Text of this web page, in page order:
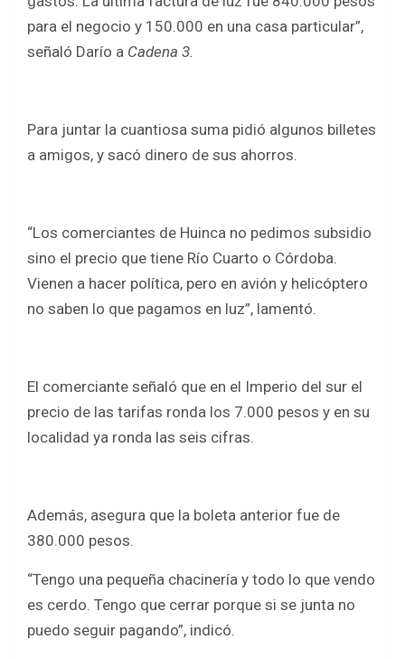
para el negocio y 150.000 en una casa particular”,
señaló Darío a Cadena 3.
Para juntar la cuantiosa suma pidió algunos billetes
a amigos, y sacó dinero de sus ahorros.
“Los comerciantes de Huinca no pedimos subsidio
sino el precio que tiene Río Cuarto o Córdoba.
Vienen a hacer política, pero en avión y helicóptero
no saben lo que pagamos en luz”, lamentó.
El comerciante señaló que en el Imperio del sur el
precio de las tarifas ronda los 7.000 pesos y en su
localidad ya ronda las seis cifras.
Además, asegura que la boleta anterior fue de
380.000 pesos.
“Tengo una pequeña chacinería y todo lo que vendo
es cerdo. Tengo que cerrar porque si se junta no
puedo seguir pagando”, indicó.